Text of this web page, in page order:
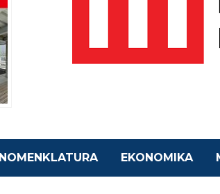
NOMENKLATURA EKONOMIKA